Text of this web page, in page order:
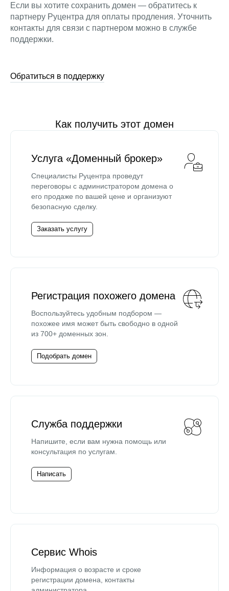
Если вы хотите сохранить домен — обратитесь к
партнеру Руцентра для оплаты продления. Уточнить
контакты для связи с партнером можно в службе
поддержки.
Обратиться в поддержку
Как получить этот домен
Услуга «Доменный брокер»
Специалисты Руцентра проведут
переговоры с администратором домена о
его продаже по вашей цене и организуют
безопасную сделку.
Заказать услугу
Регистрация похожего домена
Воспользуйтесь удобным подбором —
похожее имя может быть свободно в одной
из 700+ доменных зон.
Подобрать домен
Служба поддержки
Напишите, если вам нужна помощь или
консультация по услугам.
Написать
Сервис Whois
Информация о возрасте и сроке
регистрации домена, контакты